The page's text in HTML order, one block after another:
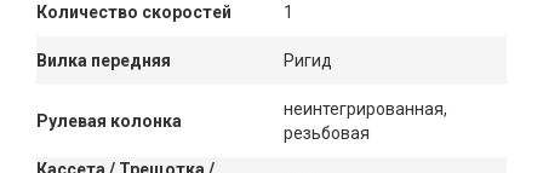
Количество скоростей 1
Вилка передняя Ригид
Рулевая колонка
неинтегрированная,
резьбовая